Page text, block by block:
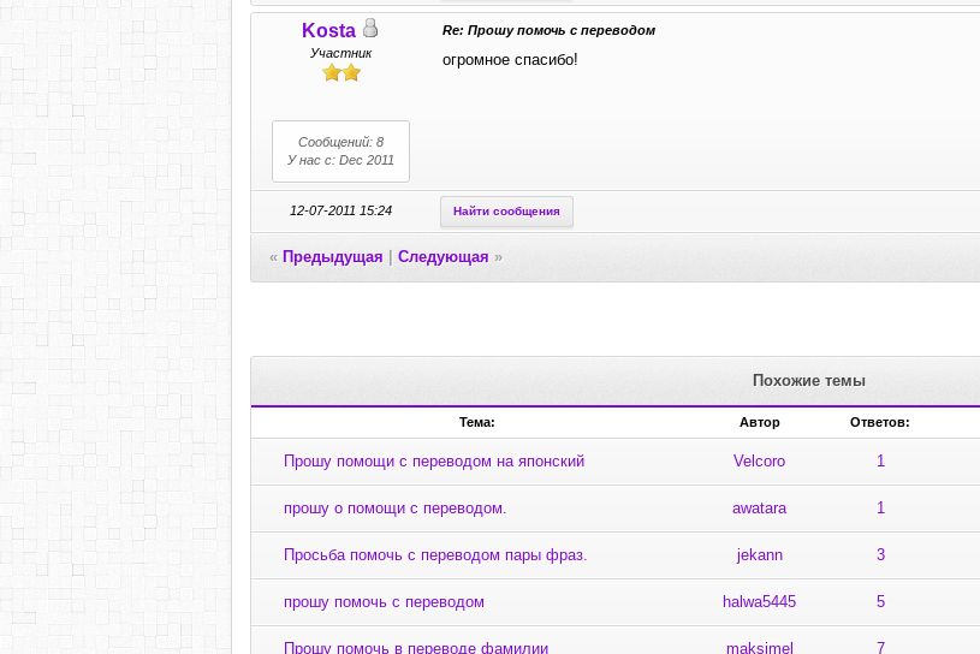
Kosta
Участник
Сообщений: 8
У нас с: Dec 2011
Re: Прошу помочь с переводом
огромное спасибо!
12-07-2011 15:24 Найти сообщения
« Предыдущая Следующая »
Похожие темы
Тема: Автор Ответов:
Прошу помощи с переводом на японский Velcoro 1
прошу о помощи с переводом. awatara 1
Просьба помочь с переводом пары фраз. jekann 3
прошу помочь с переводом halwa5445 5
Прошу помочь в переводе фамилии maksimel 7